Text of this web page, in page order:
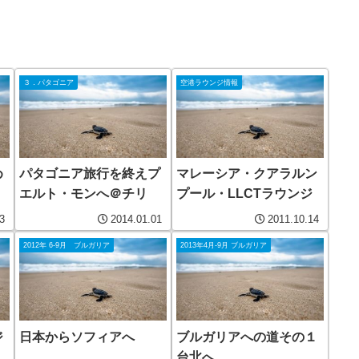
３．パタゴニア
パタゴニア旅行を終えプ
エルト・モンへ＠チリ
2014.01.01
空港ラウンジ情報
マレーシア・クアラルン
プール・LLCTラウンジ
2011.10.14
2012年 6-9月 ブルガリア
日本からソフィアへ
2013年4月-9月 ブルガリア
ブルガリアへの道その１